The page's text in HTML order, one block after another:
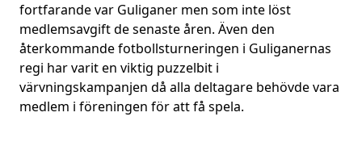
fortfarande var Guliganer men som inte löst
medlemsavgift de senaste åren. Även den
återkommande fotbollsturneringen i Guliganernas
regi har varit en viktig puzzelbit i
värvningskampanjen då alla deltagare behövde vara
medlem i föreningen för att få spela.